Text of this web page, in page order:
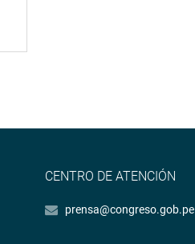
CENTRO DE ATENCIÓN
prensa@congreso.gob.pe